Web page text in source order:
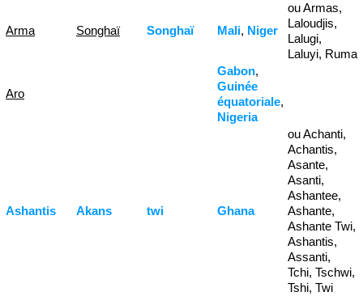
Arma Songhaï Songhaï Mali, Niger
ou Armas,
Laloudjis,
Lalugi,
Laluyi, Ruma
Aro
Gabon,
Guinée
équatoriale,
Nigeria
Ashantis Akans twi Ghana
ou Achanti,
Achantis,
Asante,
Asanti,
Ashantee,
Ashante,
Ashante Twi,
Ashantis,
Assanti,
Tchi, Tschwi,
Tshi, Twi